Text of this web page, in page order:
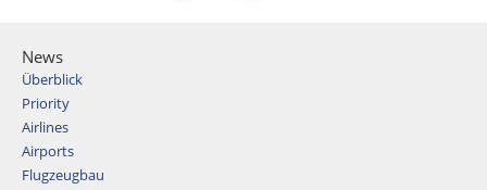
News
Überblick
Priority
Airlines
Airports
Flugzeugbau